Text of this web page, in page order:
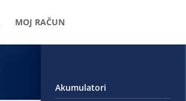
MOJ RAČUN
Akumulatori